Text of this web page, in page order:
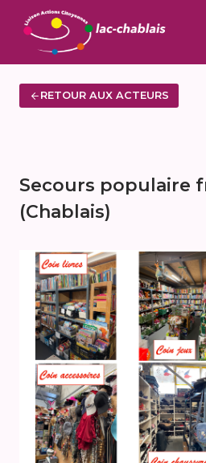
contenu
RETOUR AUX ACTEURS
Secours populaire
(Chablais)